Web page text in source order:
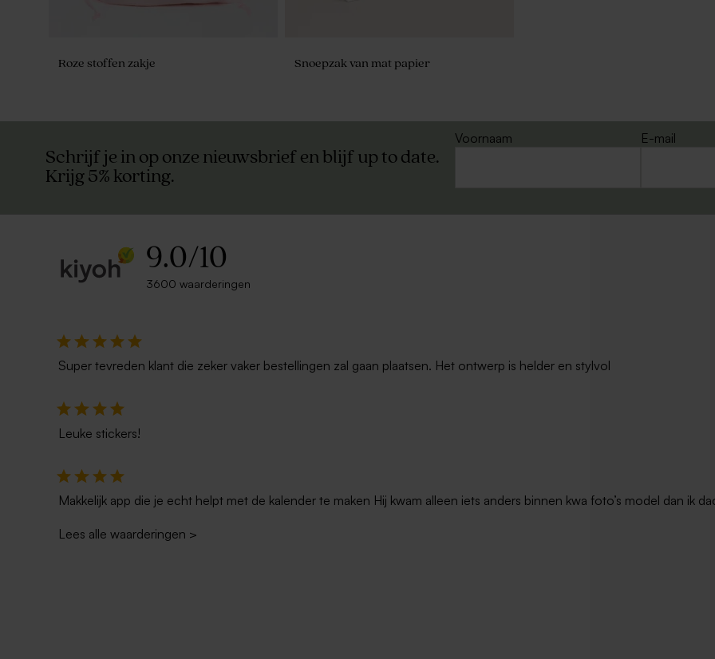
Roze stoffen zakje Snoepzak van mat papier
Schrijf je in op onze nieuwsbrief en blijf up to date.
Krijg 5% korting.
Voornaam
E-mail
9.0/10
3600 waarderingen
Super tevreden klant die zeker vaker bestellingen zal gaan plaatsen. Het ontwerp is helder en stylvol
Leuke stickers!
Makkelijk app die je echt helpt met de kalender te maken Hij kwam alleen iets anders binnen kwa foto’s model dan ik
Lees alle waarderingen >